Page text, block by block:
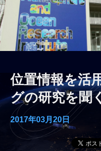
位置情報を活
グの研究を聞
2017年03月20日